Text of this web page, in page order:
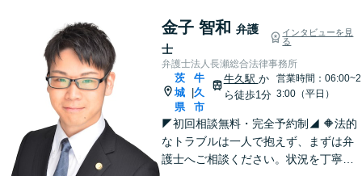
金子 智和 弁護
士
インタビューを見
る
弁護士法人長瀬総合法律事務所
茨
城
県
牛
久
市
牛久駅 か
ら徒歩1分
営業時間：06:00~2
3:00（平日）
◤初回相談無料・完全予約制◢ 🔶法的
なトラブルは一人で抱えず、まずは弁
護士へご相談ください。状況を丁寧に